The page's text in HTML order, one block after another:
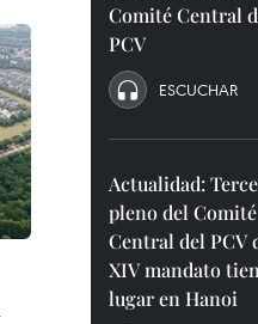
Comité Central
PCV
ESCUCHAR
Actualidad:
pleno del Comité
Central del PCV
XIV mandato
lugar en Hanoi